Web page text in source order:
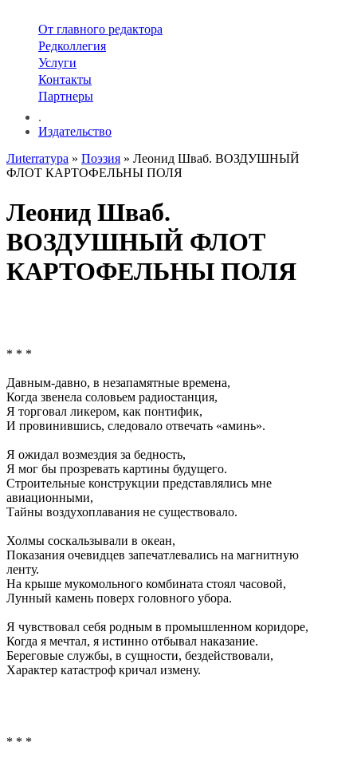
От главного редактора
Редколлегия
Услуги
Контакты
Партнеры
.
Издательство
Лиterraтура » Поэзия » Леонид Шваб. ВОЗДУШНЫЙ
ФЛОТ КАРТОФЕЛЬНЫ ПОЛЯ
Леонид Шваб.
ВОЗДУШНЫЙ ФЛОТ
КАРТОФЕЛЬНЫ ПОЛЯ
* * *
Давным-давно, в незапамятные времена,
Когда звенела соловьем радиостанция,
Я торговал ликером, как понтифик,
И провинившись, следовало отвечать «аминь».
Я ожидал возмездия за бедность,
Я мог бы прозревать картины будущего.
Строительные конструкции представлялись мне
авиационными,
Тайны воздухоплавания не существовало.
Холмы соскальзывали в океан,
Показания очевидцев запечатлевались на магнитную
ленту.
На крыше мукомольного комбината стоял часовой,
Лунный камень поверх головного убора.
Я чувствовал себя родным в промышленном коридоре,
Когда я мечтал, я истинно отбывал наказание.
Береговые службы, в сущности, бездействовали,
Характер катастроф кричал измену.
* * *